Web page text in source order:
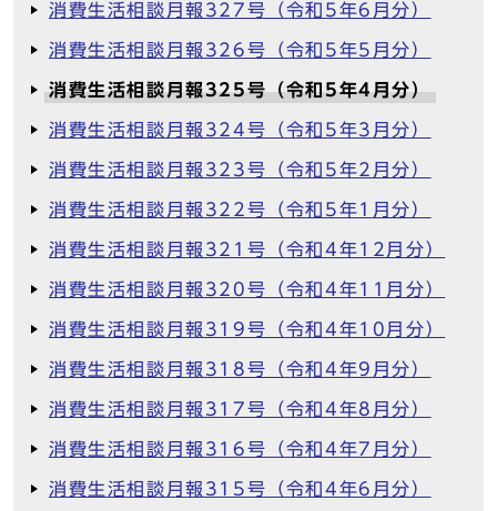
消費生活相談月報327号（令和5年6月分）
消費生活相談月報326号（令和5年5月分）
消費生活相談月報325号（令和5年4月分）
消費生活相談月報324号（令和5年3月分）
消費生活相談月報323号（令和5年2月分）
消費生活相談月報322号（令和5年1月分）
消費生活相談月報321号（令和4年12月分）
消費生活相談月報320号（令和4年11月分）
消費生活相談月報319号（令和4年10月分）
消費生活相談月報318号（令和4年9月分）
消費生活相談月報317号（令和4年8月分）
消費生活相談月報316号（令和4年7月分）
消費生活相談月報315号（令和4年6月分）